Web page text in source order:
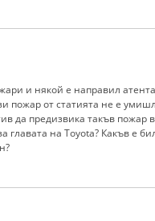
и някой е направил
пожар от статията не е
да предизвика такъв пожар
главата на Toyota? Какъв е